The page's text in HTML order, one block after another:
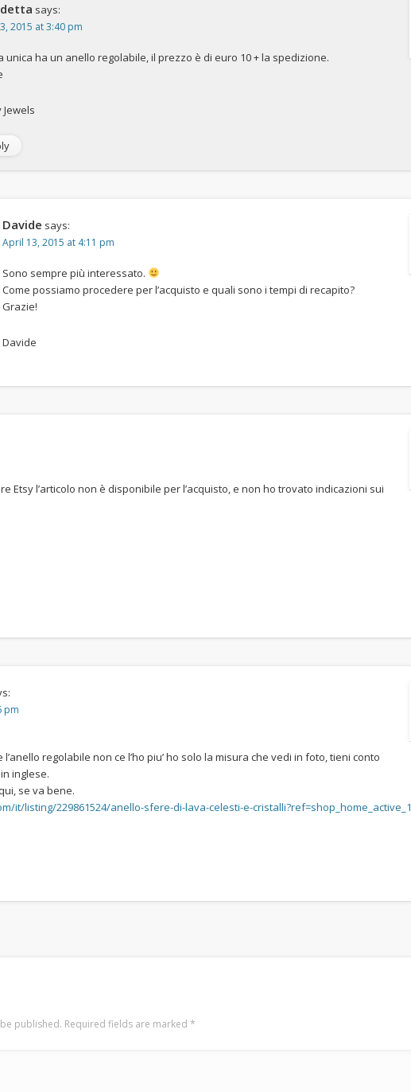
says:
2015 at 3:40 pm
unica ha un anello regolabile, il prezzo è di euro 10 + la spedizione.
Davide says:
April 13, 2015 at 4:11 pm
Sono sempre più interessato.
Come possiamo procedere per l’acquisto e quali sono i tempi di recapito?
Grazie!
Davide
Etsy l’articolo non è disponibile per l’acquisto, e non ho trovato indicazioni sui
pm
regolabile non ce l’ho piu’ ho solo la misura che vedi in foto, tieni conto
inglese.
se va bene.
it/listing/229861524/anello-sfere-di-lava-celesti-e-cristalli?ref=shop_home_active_1
published. Required fields are marked *